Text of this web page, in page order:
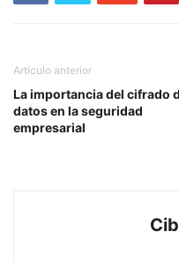
Artículo anterior
La importancia del cifrado
datos en la seguridad
empresarial